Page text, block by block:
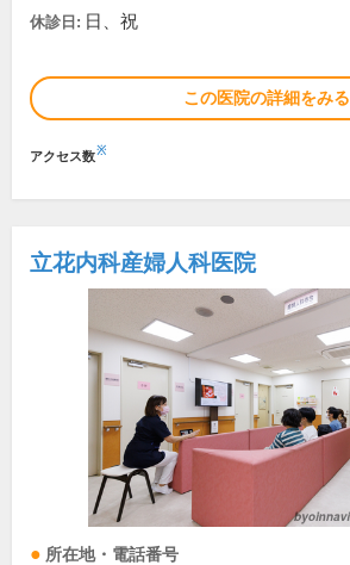
休診日: 日、祝
この医院の詳細をみる
アクセス数※
立花内科産婦人科医院
所在地・電話番号